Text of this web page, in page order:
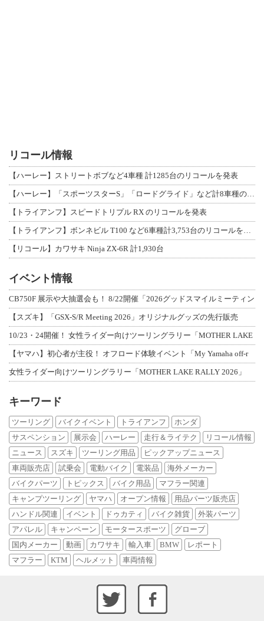
リコール情報
【ハーレー】ストリートボブなど4車種 計1285台のリコールを発表
【ハーレー】「スポーツスターS」「ロードグライド」など計8車種のリコールを発表
【トライアンフ】スピードトリプル RX のリコールを発表
【トライアンフ】ボンネビル T100 など6車種計3,753台のリコールを発表
【リコール】カワサキ Ninja ZX-6R 計1,930台
イベント情報
CB750F 展示や大抽選会も！ 8/22開催「2026グッドスマイルミーティン
【スズキ】「GSX-S/R Meeting 2026」オリジナルグッズの先行販売
10/23・24開催！ 女性ライダー向けツーリングラリー「MOTHER LAKE
【ヤマハ】初心者が主役！ オフロード体験イベント「My Yamaha off-r
女性ライダー向けツーリングラリー「MOTHER LAKE RALLY 2026」
キーワード
ツーリング バイクイベント トライアンフ
ホンダ
サスペンション
展示会 ハーレー 走行＆ライテク
リコール情報
ニュース
スズキ ツーリング用品
ピックアップニュース
車両販売店
試乗会 電動バイク 電装品
海外メーカー
バイクパーツ
トピックス バイク用品
マフラー関連
キャンプツーリング
ヤマハ オープン情報
用品パーツ販売店
ハンドル関連
イベント ドゥカティ バイク雑貨
外装パーツ
アパレル
キャンペーン モータースポーツ
グローブ
国内メーカー
動画 カワサキ 輸入車 BMW
レポート
マフラー
KTM ヘルメット 車両情報